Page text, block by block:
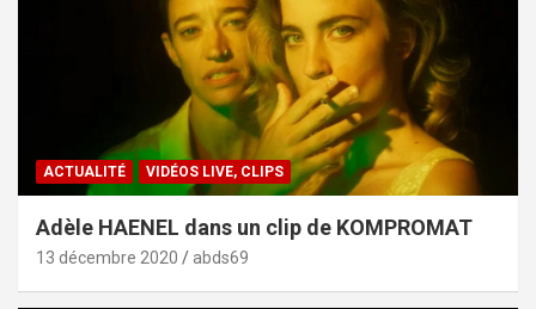
ACTUALITÉ VIDÉOS LIVE, CLIPS
Adèle HAENEL dans un clip de KOMPROMAT
13 décembre 2020 abds69